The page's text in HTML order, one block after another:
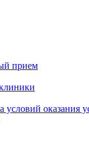
прием
условий оказания